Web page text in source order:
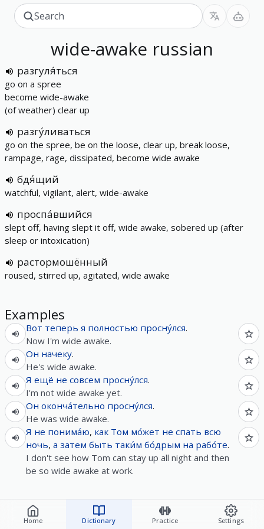
Home Dictionary Practice Settings
wide-awake russian
разгуля́ться
go on a spree
become wide-awake
(of weather) clear up
разгу́ливаться
go on the spree, be on the loose, clear up, break loose,
rampage, rage, dissipated, become wide awake
бдя́щий
watchful, vigilant, alert, wide-awake
проспа́вшийся
slept off, having slept it off, wide awake, sobered up (after
sleep or intoxication)
растормошённый
roused, stirred up, agitated, wide awake
Examples
Вот теперь я полностью просну́лся.
Now I'm wide awake.
Он начеку.
He's wide awake.
Я ещё не совсем просну́лся.
I'm not wide awake yet.
Он оконча́тельно просну́лся.
He was wide awake.
Я не понима́ю, как Том мо́жет не спать всю
ночь, а затем быть таки́м бо́дрым на рабо́те.
I don't see how Tom can stay up all night and then
be so wide awake at work.